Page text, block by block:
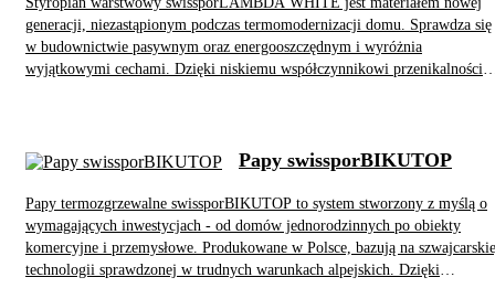
prądu w danej chwili i ogrzewać dom, bufor wody grzewczej do c.o. lub
wodę w zasobniku c.w.u. Jego dodanie nawet do działającej już instalacji
centralnego ogrzewania jest bardzo proste, a wbudowany sterownik
generacji, niezastąpionym podczas termomodernizacji domu. Sprawdza się
w budownictwie pasywnym oraz energooszczędnym i wyróżnia
wyjątkowymi cechami. Dzięki niskiemu współczynnikowi przenikalności
jest każdy centymetr ściany warstwowej lub szkieletowej, loggii, balkonu,
pod krokwiami.
Papy termozgrzewalne swissporBIKUTOP to system stworzony z myślą o
wymagających inwestycjach - od domów jednorodzinnych po obiekty
komercyjne i przemysłowe. Produkowane w Polsce, bazują na
technologii sprawdzonej w trudnych warunkach alpejskich. Dzięki
Papy swissporBIKUTOP